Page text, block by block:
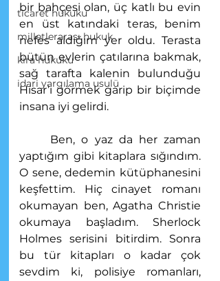
ticaret hukuku
milletlerarası hukuk
kira hukuku
idari yargılama usulü
bir bahçesi olan, üç katlı bu evin
en üst katındaki teras, benim
nefes aldığım yer oldu. Terasta
bütün evlerin çatılarına bakmak,
sağ tarafta kalenin bulunduğu
Hisar’ı görmek garip bir biçimde
insana iyi gelirdi.
yaptığım gibi kitaplara sığındım.
O sene, dedemin kütüphanesini
keşfettim. Hiç cinayet romanı
okumayan ben, Agatha Christie
okumaya başladım. Sherlock
Holmes serisini bitirdim. Sonra
bu tür kitapları o kadar çok
sevdim ki, polisiye romanları,